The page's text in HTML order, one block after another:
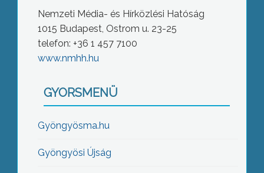
Nemzeti Média- és Hírközlési Hatóság
1015 Budapest, Ostrom u. 23-25
telefon: +36 1 457 7100
www.nmhh.hu
GYORSMENÜ
Gyöngyösma.hu
Gyöngyösi Újság